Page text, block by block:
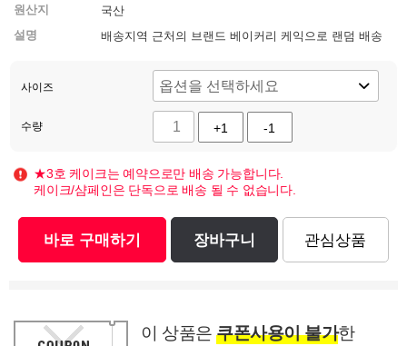
원산지
국산
설명
배송지역 근처의 브랜드 베이커리 케익으로 랜덤 배송
사이즈
수량 +1 -1
★3호 케이크는 예약으로만 배송 가능합니다.
케이크/샴페인은 단독으로 배송 될 수 없습니다.
바로 구매하기 장바구니 관심상품
이 상품은 쿠폰사용이 불가한